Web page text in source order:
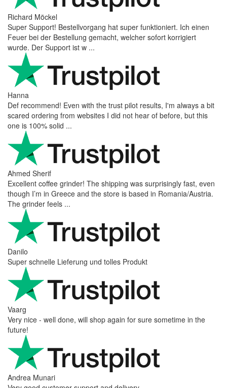
Mihaylovich
perfect all product,company,delivery, thanks recomended
Nerijus
Excellent store! Friendly and professional communication, fast
shipping, and the item arrived well packaged. The whole
purchasing experience was smoot ...
Richard Möckel
Super Support! Bestellvorgang hat super funktioniert. Ich einen
Feuer bei der Bestellung gemacht, welcher sofort korrigiert
wurde. Der Support ist w ...
Hanna
Def recommend! Even with the trust pilot results, I'm always a bit
scared ordering from websites I did not hear of before, but this
one is 100% solid ...
Ahmed Sherif
Excellent coffee grinder! The shipping was surprisingly fast, even
though I’m in Greece and the store is based in Romania/Austria.
The grinder feels ...